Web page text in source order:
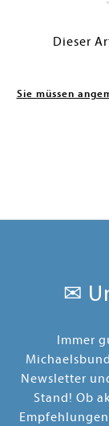
Dieser
Sie müssen
✉
Immer
Newsletter
Stand! Ob